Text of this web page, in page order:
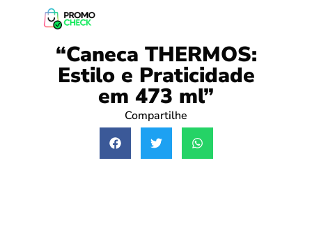
“Caneca THERMOS:
Estilo e Praticidade
em 473 ml”
Compartilhe